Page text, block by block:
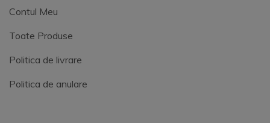
Contul Meu
Toate Produse
Politica de livrare
Politica de anulare